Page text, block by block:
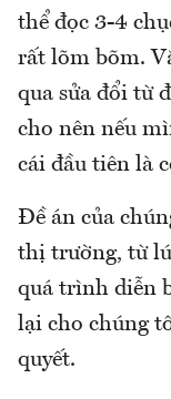
thể đọc 3-4
rất lõm bõm.
qua sửa đổi từ
cho nên nếu
cái đầu tiên là
Đề án của
thị trường, từ
quá trình diễn
lại cho chúng
quyết.